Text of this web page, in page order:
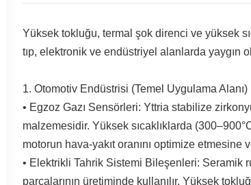
Yüksek tokluğu, termal şok direnci ve yüksek
tıp, elektronik ve endüstriyel alanlarda yaygın
1. Otomotiv Endüstrisi (Temel Uygulama Alanı)
• Egzoz Gazı Sensörleri: Yttria stabilize
malzemesidir. Yüksek sıcaklıklarda
motorun hava-yakıt oranını optimize etmesine
• Elektrikli Tahrik Sistemi Bileşenleri: Seramik
parçalarının üretiminde kullanılır. Yüksek